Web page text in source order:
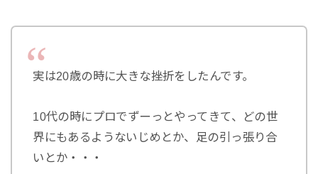
実は20歳の時に大きな挫折をしたんです。
10代の時にプロでずーっとやってきて、どの世
界にもあるようないじめとか、足の引っ張り合
いとか・・・